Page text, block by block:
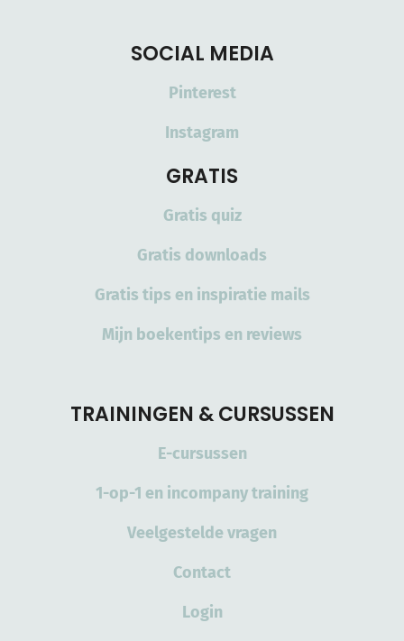
SOCIAL MEDIA
Pinterest
Instagram
GRATIS
Gratis quiz
Gratis downloads
Gratis tips en inspiratie mails
Mijn boekentips en reviews
TRAININGEN & CURSUSSEN
E-cursussen
1-op-1 en incompany training
Veelgestelde vragen
Contact
Login